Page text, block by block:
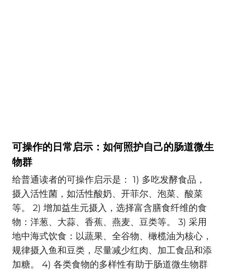
可操作的日常启示：如何照护自己的肠道微生
物群
给普通读者的可操作启示是： 1) 多吃发酵食品，
摄入活性菌，如活性酸奶、开菲尔、泡菜、酸菜
等。 2) 增加益生元摄入，选择富含膳食纤维的食
物：洋葱、大蒜、香蕉、燕麦、豆类等。 3) 采用
地中海式饮食：以蔬果、全谷物、橄榄油为核心，
规律摄入鱼和豆类，尽量减少红肉、加工食品和添
加糖。 4) 各类食物的多样性有助于肠道微生物群